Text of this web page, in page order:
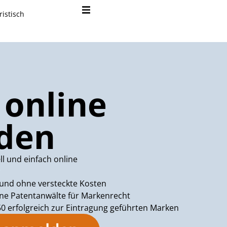
und einfach online
ohne versteckte Kosten
Patentanwälte für Markenrecht
erfolgreich zur Eintragung geführten Marken